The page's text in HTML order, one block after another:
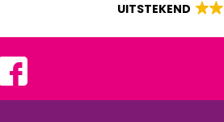
UITSTEKEND